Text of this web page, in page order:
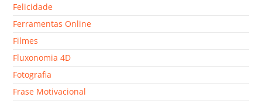
Felicidade
Ferramentas Online
Filmes
Fluxonomia 4D
Fotografia
Frase Motivacional